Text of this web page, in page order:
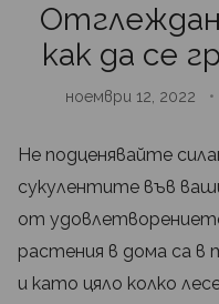
как да се
ноември 12, 2022 •
Не подценявайте
сукулентите във
от
растения в дома са в
и като цяло колко